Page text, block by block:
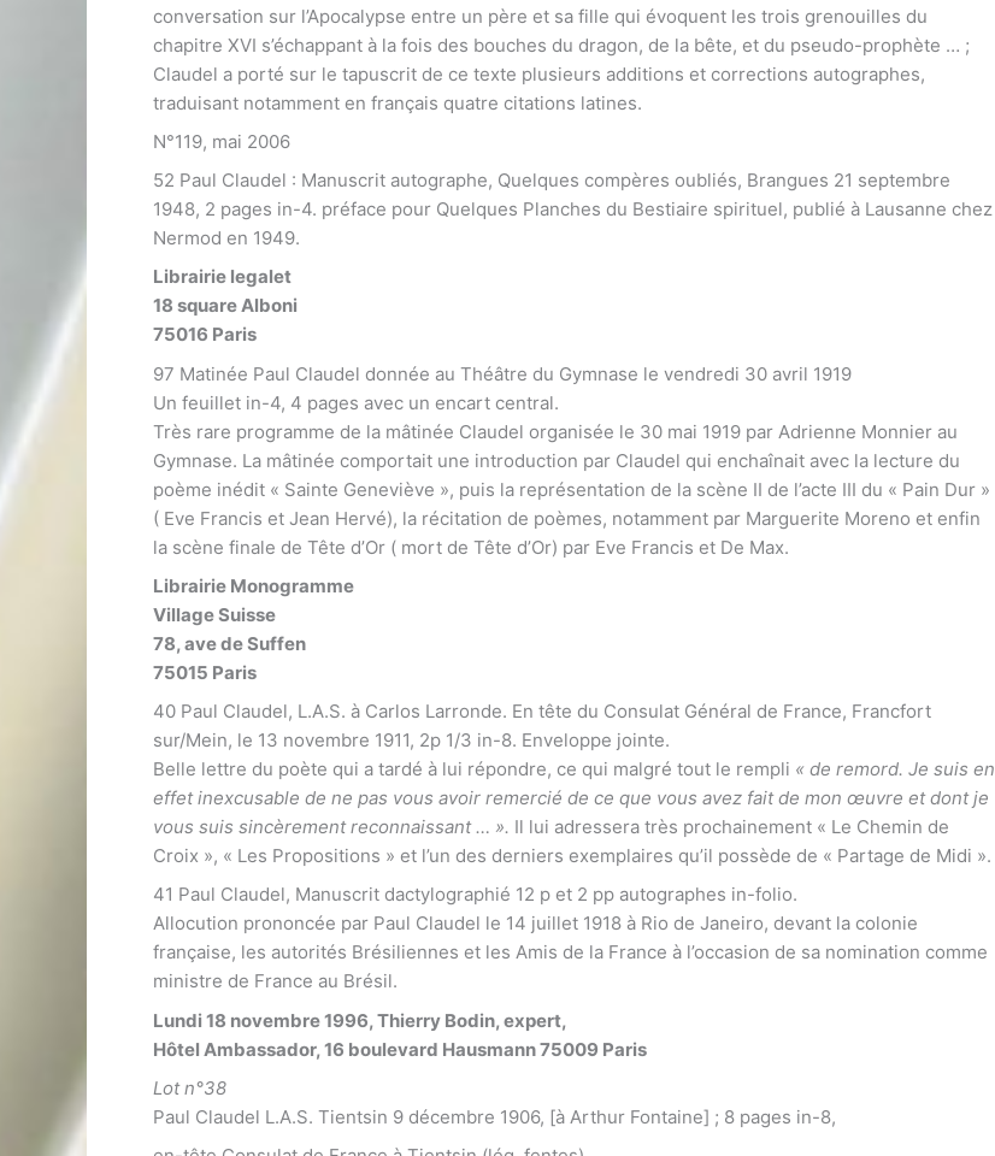
conversation sur l’Apocalypse entre un père et sa fille qui évoquent les trois grenouilles du
chapitre XVI s’échappant à la fois des bouches du dragon, de la bête, et du pseudo-prophète … ;
Claudel a porté sur le tapuscrit de ce texte plusieurs additions et corrections autographes,
traduisant notamment en français quatre citations latines.
N°119, mai 2006
52 Paul Claudel : Manuscrit autographe, Quelques compères oubliés, Brangues 21 septembre
1948, 2 pages in-4. préface pour Quelques Planches du Bestiaire spirituel, publié à Lausanne chez
Nermod en 1949.
Librairie legalet
18 square Alboni
75016 Paris
97 Matinée Paul Claudel donnée au Théâtre du Gymnase le vendredi 30 avril 1919
Un feuillet in-4, 4 pages avec un encart central.
Très rare programme de la mâtinée Claudel organisée le 30 mai 1919 par Adrienne Monnier au
Gymnase. La mâtinée comportait une introduction par Claudel qui enchaînait avec la lecture du
poème inédit « Sainte Geneviève », puis la représentation de la scène II de l’acte III du « Pain Dur »
( Eve Francis et Jean Hervé), la récitation de poèmes, notamment par Marguerite Moreno et enfin
la scène finale de Tête d’Or ( mort de Tête d’Or) par Eve Francis et De Max.
Librairie Monogramme
Village Suisse
78, ave de Suffen
75015 Paris
40 Paul Claudel, L.A.S. à Carlos Larronde. En tête du Consulat Général de France, Francfort
sur/Mein, le 13 novembre 1911, 2p 1/3 in-8. Enveloppe jointe.
Belle lettre du poète qui a tardé à lui répondre, ce qui malgré tout le rempli « de remord. Je suis en
effet inexcusable de ne pas vous avoir remercié de ce que vous avez fait de mon œuvre et dont je
vous suis sincèrement reconnaissant … ». Il lui adressera très prochainement « Le Chemin de
Croix », « Les Propositions » et l’un des derniers exemplaires qu’il possède de « Partage de Midi ».
41 Paul Claudel, Manuscrit dactylographié 12 p et 2 pp autographes in-folio.
Allocution prononcée par Paul Claudel le 14 juillet 1918 à Rio de Janeiro, devant la colonie
française, les autorités Brésiliennes et les Amis de la France à l’occasion de sa nomination comme
ministre de France au Brésil.
Lundi 18 novembre 1996, Thierry Bodin, expert,
Hôtel Ambassador, 16 boulevard Hausmann 75009 Paris
Lot n°38
Paul Claudel L.A.S. Tientsin 9 décembre 1906, [à Arthur Fontaine] ; 8 pages in-8,